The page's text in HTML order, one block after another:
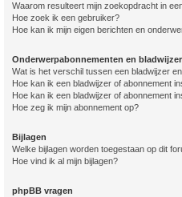
Waarom resulteert mijn zoekopdracht in
Hoe zoek ik een gebruiker?
Hoe kan ik mijn eigen berichten en
Onderwerpabonnementen en
Wat is het verschil tussen een bladwijzer
Hoe kan ik een bladwijzer of abonnement
Hoe kan ik een bladwijzer of abonnement
Hoe zeg ik mijn abonnement op?
Bijlagen
Welke bijlagen worden toegestaan op dit
Hoe vind ik al mijn bijlagen?
phpBB vragen